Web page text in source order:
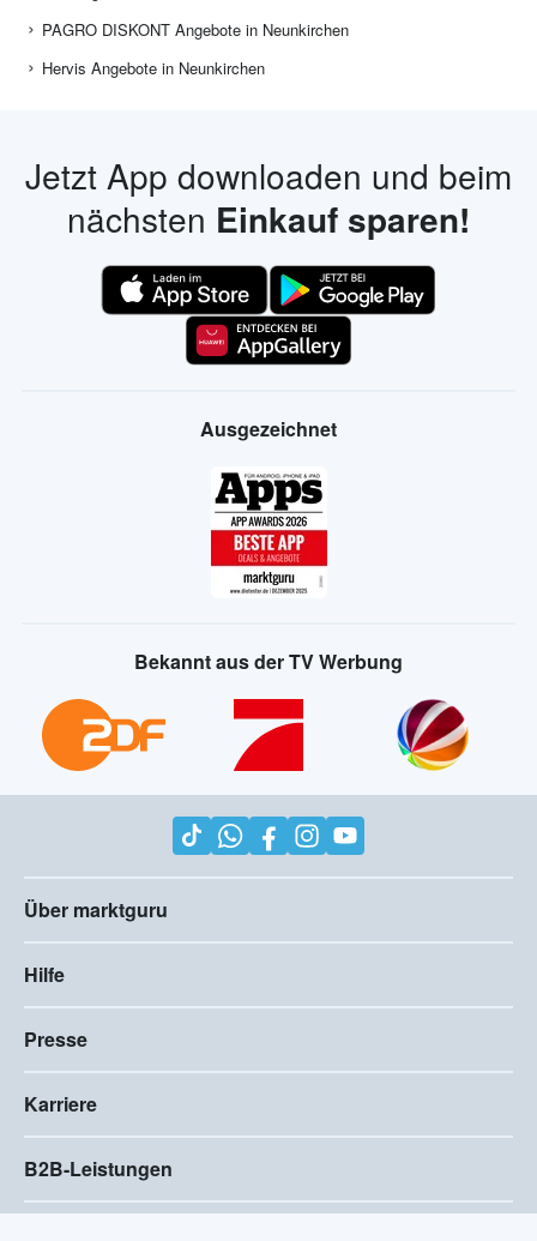
PAGRO DISKONT Angebote in Neunkirchen
Hervis Angebote in Neunkirchen
Jetzt App downloaden und beim
nächsten Einkauf sparen!
Ausgezeichnet
Bekannt aus der TV Werbung
Über marktguru
Hilfe
Presse
Karriere
B2B-Leistungen